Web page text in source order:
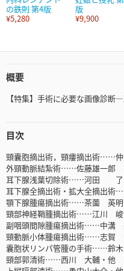
の鉄則 第4版
¥5,280
版
¥9,900
概要
【特集】手術に必要な画像診断
目次
頸囊胞摘出術，頸瘻摘出術……
外頸動脈結紮術……佐藤雄一郎
耳下腺浅葉切除術……河田 了
耳下腺全摘出術・拡大全摘出
顎下腺腫瘍摘出術……茶薗 英明
頸部神経鞘腫摘出術……江川 峻
副咽頭間隙腫瘍摘出術……中溝
頸動脈小体腫瘍摘出術……志賀
囊胞状リンパ管腫の手術……鈴
頸部郭清術……西川 大輔・他